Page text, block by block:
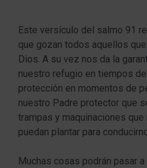
Este versículo del salmo 91
que gozan todos aquellos
Dios. A su vez nos da la
nuestro refugio en tiempos
protección en momentos de
nuestro Padre protector que
trampas y maquinaciones
puedan plantar para
Muchas cosas podrán pasar